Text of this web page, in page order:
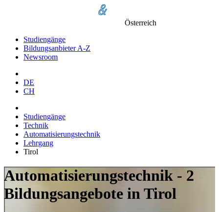
Österreich
Studiengänge
Bildungsanbieter A-Z
Newsroom
DE
CH
Studiengänge
Technik
Automatisierungstechnik
Lehrgang
Tirol
Automatisierungstechnik - 2
Bildungsangebote in Tirol